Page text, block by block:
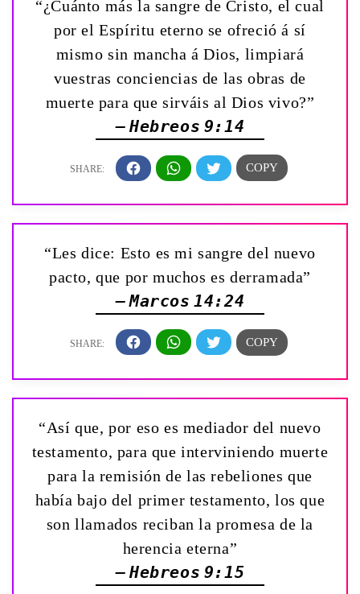
“¿Cuánto más la sangre de Cristo, el cual
por el Espíritu eterno se ofreció á sí
mismo sin mancha á Dios, limpiará
vuestras conciencias de las obras de
muerte para que sirváis al Dios vivo?”
— Hebreos 9:14
“Les dice: Esto es mi sangre del nuevo
pacto, que por muchos es derramada”
— Marcos 14:24
“Así que, por eso es mediador del nuevo
testamento, para que interviniendo muerte
para la remisión de las rebeliones que
había bajo del primer testamento, los que
son llamados reciban la promesa de la
herencia eterna”
— Hebreos 9:15